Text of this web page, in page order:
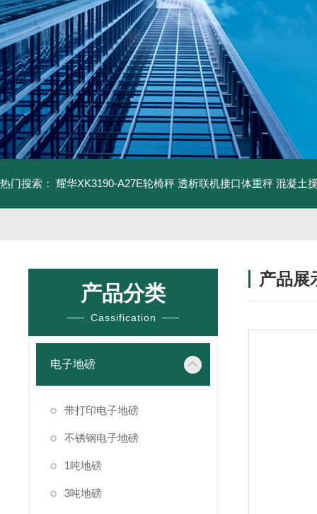
热门搜索： 耀华XK3190-A27E轮椅秤 透析联机接口体重秤 混凝土
产品分类
Cassification
电子地磅
带打印电子地磅
不锈钢电子地磅
1吨地磅
3吨地磅
产品展